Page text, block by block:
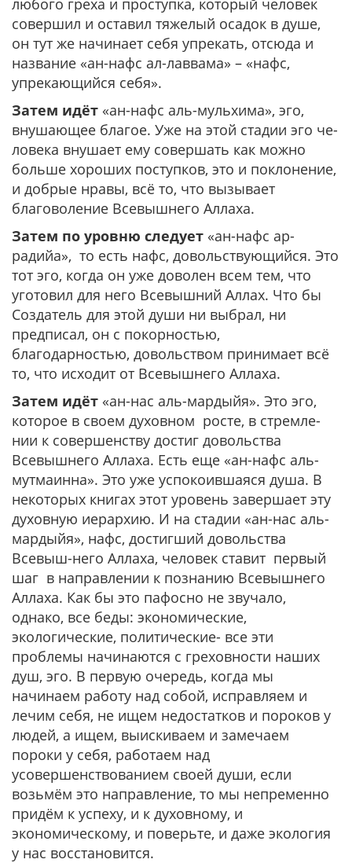
любого греха и проступка, который человек
совершил и оставил тяжелый осадок в душе,
он тут же начинает себя упрекать, отсюда и
название «ан-нафс ал-лаввама» – «нафс,
упрекающийся себя».
Затем идёт «ан-нафс аль-мульхима», эго,
внушающее благое. Уже на этой стадии эго че-
ловека внушает ему совершать как можно
больше хороших поступков, это и поклонение,
и добрые нравы, всё то, что вызывает
благоволение Всевышнего Аллаха.
Затем по уровню следует «ан-нафс ар-
радийа», то есть нафс, довольствующийся. Это
тот эго, когда он уже доволен всем тем, что
уготовил для него Всевышний Аллах. Что бы
Создатель для этой души ни выбрал, ни
предписал, он с покорностью,
благодарностью, довольством принимает всё
то, что исходит от Всевышнего Аллаха.
Затем идёт «ан-нас аль-мардыйя». Это эго,
которое в своем духовном росте, в стремле-
нии к совершенству достиг довольства
Всевышнего Аллаха. Есть еще «ан-нафс аль-
мутмаинна». Это уже успокоившаяся душа. В
некоторых книгах этот уровень завершает эту
духовную иерархию. И на стадии «ан-нас аль-
мардыйя», нафс, достигший довольства
Всевыш-него Аллаха, человек ставит первый
шаг в направлении к познанию Всевышнего
Аллаха. Как бы это пафосно не звучало,
однако, все беды: экономические,
экологические, политические- все эти
проблемы начинаются с греховности наших
душ, эго. В первую очередь, когда мы
начинаем работу над собой, исправляем и
лечим себя, не ищем недостатков и пороков у
людей, а ищем, выискиваем и замечаем
пороки у себя, работаем над
усовершенствованием своей души, если
возьмём это направление, то мы непременно
придём к успеху, и к духовному, и
экономическому, и поверьте, и даже экология
у нас восстановится.